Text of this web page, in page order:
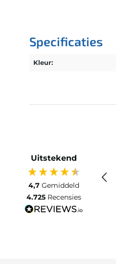
Specificaties
Kleur:
Uitstekend
4,7 Gemiddeld
4.725 Recensies